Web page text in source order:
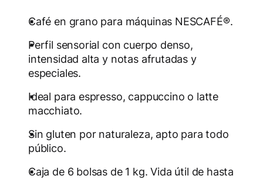
Café en grano para máquinas NESCAFÉ®.
Perfil sensorial con cuerpo denso,
intensidad alta y notas afrutadas y
especiales.
Ideal para espresso, cappuccino o latte
macchiato.
Sin gluten por naturaleza, apto para todo
público.
Caja de 6 bolsas de 1 kg. Vida útil de hasta